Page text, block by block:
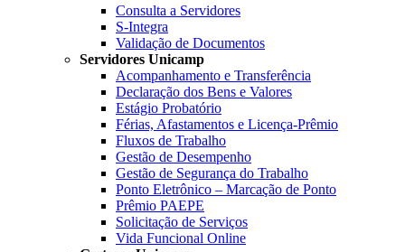
Consulta a Servidores
S-Integra
Validação de Documentos
Servidores Unicamp
Acompanhamento e Transferência
Declaração dos Bens e Valores
Estágio Probatório
Férias, Afastamentos e Licença-Prêmio
Fluxos de Trabalho
Gestão de Desempenho
Gestão de Segurança do Trabalho
Ponto Eletrônico – Marcação de Ponto
Prêmio PAEPE
Solicitação de Serviços
Vida Funcional Online